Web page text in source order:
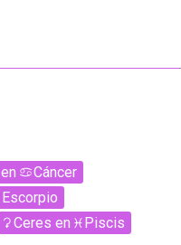
en
Cáncer
Escorpio
Ceres en Piscis